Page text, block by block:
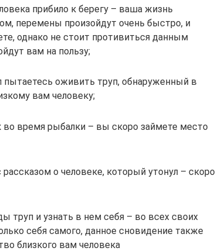
прибило к берегу – ваша жизнь
перемены произойдут очень быстро, и
однако не стоит противиться данным
вам на пользу;
пытаетесь оживить труп, обнаруженный в
вам человеку;
во время рыбалки – вы скоро займете место
рассказом о человеке, который утонул – скоро
труп и узнать в нем себя – во всех своих
себя самого, данное сновидение также
близкого вам человека